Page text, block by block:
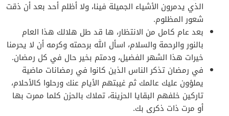
الذي يدمرون الأشياء الجميلة فينا، ولا أظلم أحد بعد أن ذقت
شعور المظلوم.
بعد عام كامل من الانتظار، ها قد طل هلالك هذا العام
بالنور والرحمة والسلام، اسأل الله برحمته وكرمه أن لا يحرمنا
خيرات هذا الشهر الفضيل، ودمتم بخير حال في كل رمضان.
في رمضان تذكر الناس الذين كانوا في رمضانات ماضية
يملؤون عليك عالمك ثم غيبتهم الأيام عنك ورحلوا كالأحلام،
تاركين خلفهم البقايا الحزينة، تملاك بالحزن كلما ممرت بها
أو مرت ذات ذكرى بك.